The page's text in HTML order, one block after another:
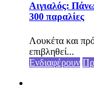
Αιγιαλός:
300 παραλίες
Λουκέτα και
επιβληθεί...
Ενδιαφέρουν